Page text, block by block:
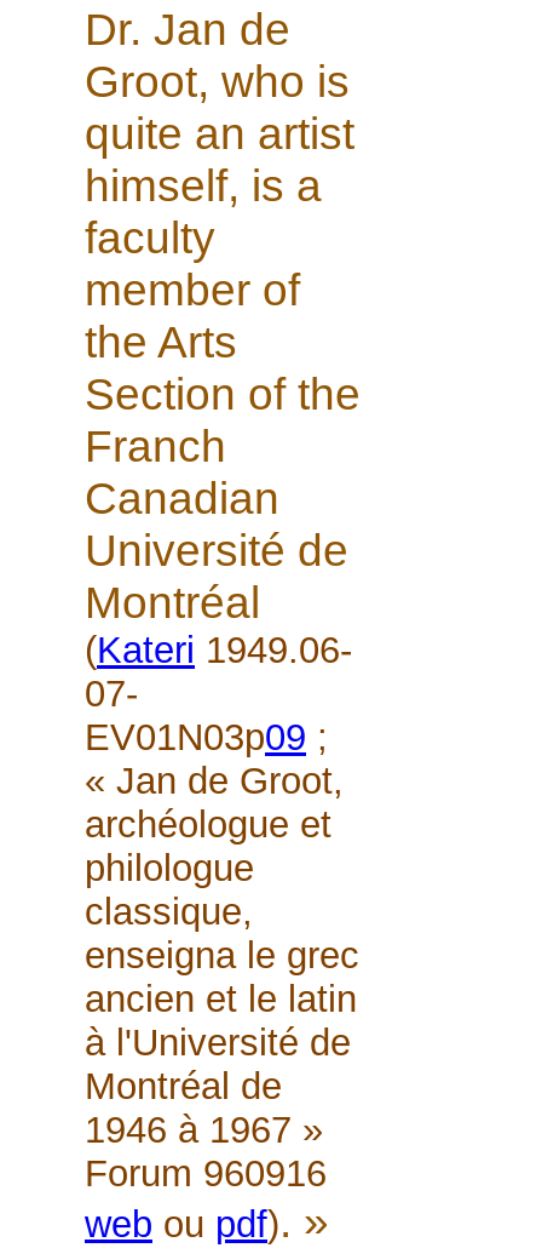
Dr. Jan de
Groot, who is
quite an artist
himself, is a
faculty
member of
the Arts
Section of the
Franch
Canadian
Université de
Montréal
(Kateri 1949.06-
07-
EV01N03p09 ;
« Jan de Groot,
archéologue et
philologue
classique,
enseigna le grec
ancien et le latin
à l'Université de
Montréal de
1946 à 1967 »
Forum 960916
web ou pdf). »